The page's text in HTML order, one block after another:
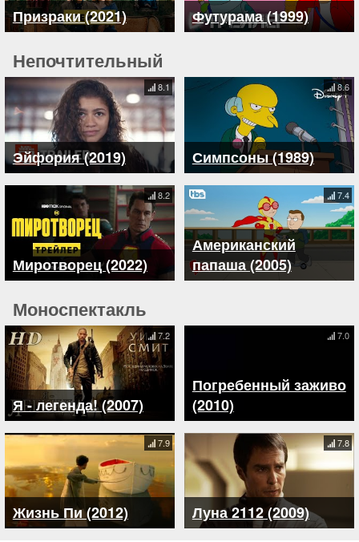
Призраки (2021) Футурама (1999)
Непочтительный
Эйфория (2019)
8.1
Симпсоны (1989)
8.6
Миротворец (2022)
8.2
Американский
папаша (2005)
7.4
Моноспектакль
Я - легенда! (2007)
7.2
Погребенный заживо
(2010)
7.0
Жизнь Пи (2012)
7.9
Луна 2112 (2009)
7.8